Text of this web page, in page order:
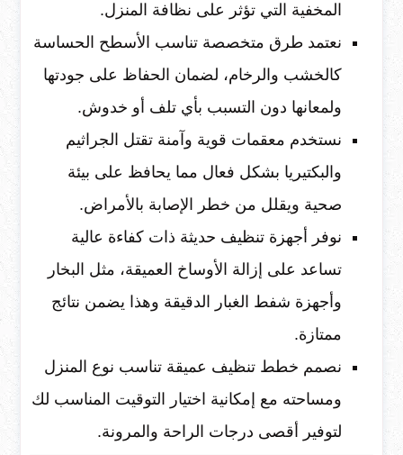
المخفية التي تؤثر على نظافة المنزل.
نعتمد طرق متخصصة تناسب الأسطح الحساسة
كالخشب والرخام، لضمان الحفاظ على جودتها
ولمعانها دون التسبب بأي تلف أو خدوش.
نستخدم معقمات قوية وآمنة تقتل الجراثيم
والبكتيريا بشكل فعال مما يحافظ على بيئة
صحية ويقلل من خطر الإصابة بالأمراض.
نوفر أجهزة تنظيف حديثة ذات كفاءة عالية
تساعد على إزالة الأوساخ العميقة، مثل البخار
وأجهزة شفط الغبار الدقيقة وهذا يضمن نتائج
ممتازة.
نصمم خطط تنظيف عميقة تناسب نوع المنزل
ومساحته مع إمكانية اختيار التوقيت المناسب لك
لتوفير أقصى درجات الراحة والمرونة.